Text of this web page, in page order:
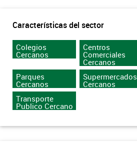
Características del sector
Colegios
Cercanos
Centros
Comerciales
Cercanos
Parques
Cercanos
Supermercados
Cercanos
Transporte
Publico Cercano